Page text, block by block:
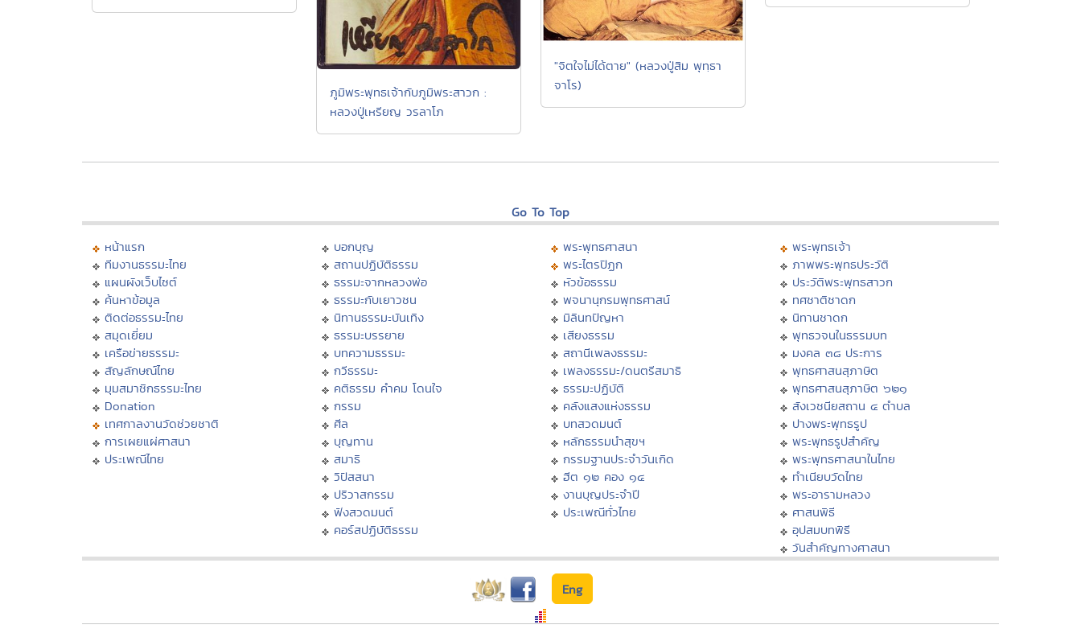
ภูมิพระพุทธเจ้ากับภูมิพระสาวก :
หลวงปู่เหรียญ วรลาโภ
"จิตใจไม่ได้ตาย" (หลวงปู่สิม พุทฺธา
จาโร)
Go To Top
หน้าแรก
ทีมงานธรรมะไทย
แผนผังเว็บไซต์
ค้นหาข้อมูล
ติดต่อธรรมะไทย
สมุดเยี่ยม
เครือข่ายธรรมะ
สัญลักษณ์ไทย
มุมสมาชิกธรรมะไทย
Donation
เทศกาลงานวัดช่วยชาติ
การเผยแผ่ศาสนา
ประเพณีไทย
บอกบุญ
สถานปฏิบัติธรรม
ธรรมะจากหลวงพ่อ
ธรรมะกับเยาวชน
นิทานธรรมะบันเทิง
ธรรมะบรรยาย
บทความธรรมะ
กวีธรรมะ
คติธรรม คำคม โดนใจ
กรรม
ศีล
บุญทาน
สมาธิ
วิปัสสนา
ปริวาสกรรม
ฟังสวดมนต์
คอร์สปฏิบัติธรรม
พระพุทธศาสนา
พระไตรปิฏก
หัวข้อธรรม
พจนานุกรมพุทธศาสน์
มิลินทปัญหา
เสียงธรรม
สถานีเพลงธรรมะ
เพลงธรรมะ/ดนตรีสมาธิ
ธรรมะปฏิบัติ
คลังแสงแห่งธรรม
บทสวดมนต์
หลักธรรมนำสุขฯ
กรรมฐานประจำวันเกิด
ฮีต ๑๒ คอง ๑๔
งานบุญประจำปี
ประเพณีทั่วไทย
พระพุทธเจ้า
ภาพพระพุทธประวัติ
ประวัติพระพุทธสาวก
ทศชาติชาดก
นิทานชาดก
พุทธวจนในธรรมบท
มงคล ๓๘ ประการ
พุทธศาสนสุภาษิต
พุทธศาสนสุภาษิต ๖๒๑
สังเวชนียสถาน ๔ ตำบล
ปางพระพุทธรูป
พระพุทธรูปสำคัญ
พระพุทธศาสนาในไทย
ทำเนียบวัดไทย
พระอารามหลวง
ศาสนพิธี
อุปสมบทพิธี
วันสำคัญทางศาสนา
Eng